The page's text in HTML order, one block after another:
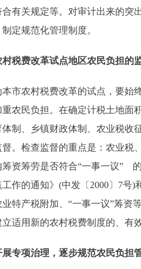
有关规定等。对审计出来的突
定规范化管理制度。
税费改革试点地区农民负担的
农村税费改革的试点，要始终
农民负担。在确定计税土地面
制、乡镇财政体制、农业税收
督。检查监督的重点是：农业
资筹劳是否符合“一事一议”
作的通知》(中发〔2000〕7号
特产税附加、“一事一议”筹资
适用新的农村税费制度的、有
专项治理，逐步规范农民负担